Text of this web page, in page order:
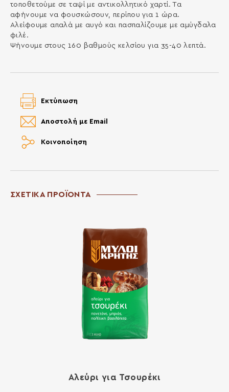
τοποθετούμε σε ταψί με αντικολλητικό χαρτί. Τα
αφήνουμε να φουσκώσουν, περίπου για 1 ώρα.
Αλείφουμε απαλά με αυγό και πασπαλίζουμε με αμύγδαλα
φιλέ.
Ψήνουμε στους 160 βαθμούς κελσίου για 35-40 λεπτά.
Κοινοποίηση
Αποστολή με Email
Εκτύπωση
ΣΧΕΤΙΚΑ ΠΡΟΪΟΝΤΑ
Αλεύρι για Τσουρέκι